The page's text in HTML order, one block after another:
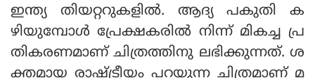
ഇന്ത്യ തിയറ്ററുകളില്‍. ആദ്യ പകുതി ക
ഴിയുമ്പോള്‍ പ്രേക്ഷകരില്‍ നിന്ന് മികച്ച പ്ര
തികരണമാണ് ചിത്രത്തിനു ലഭിക്കുന്നത്. ശ
ക്തമായ രാഷ്ട്രീയം പറയുന്ന ചിത്രമാണ് മ